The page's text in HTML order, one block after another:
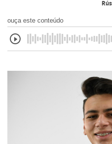
ouça este conteúdo